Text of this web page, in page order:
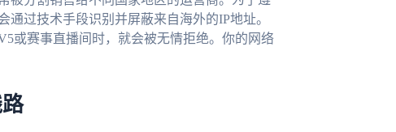
过技术手段识别并屏蔽来自海外的IP地址。
或赛事直播间时，就会被无情拒绝。你的网络